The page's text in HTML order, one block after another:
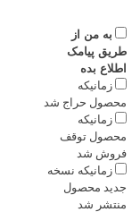
به من از
طریق پیامک
اطلاع بده
زمانیکه
محصول حراج شد
زمانیکه
محصول توقف
فروش شد
زمانیکه نسخه
جدید محصول
منتشر شد